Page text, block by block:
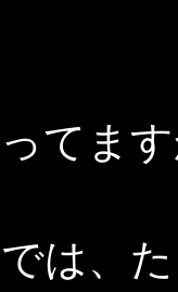
てま
は、